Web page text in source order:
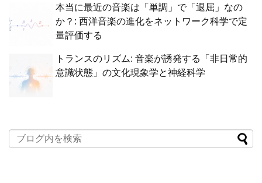
本当に最近の音楽は「単調」で「退屈」なの
か？: 西洋音楽の進化をネットワーク科学で定
量評価する
トランスのリズム: 音楽が誘発する「非日常的
意識状態」の文化現象学と神経科学